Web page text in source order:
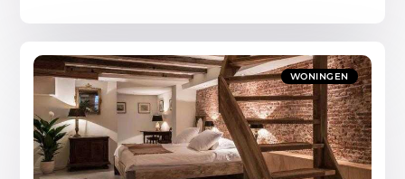
WONINGEN